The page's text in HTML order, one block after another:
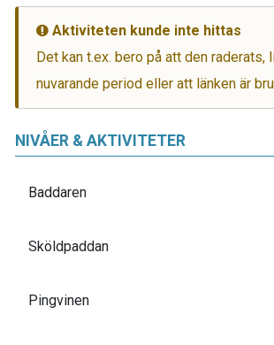
Aktiviteten kunde inte hittas
Det kan t.ex. bero på att den raderats,
nuvarande period eller att länken är
NIVÅER & AKTIVITETER
Baddaren
Sköldpaddan
Pingvinen